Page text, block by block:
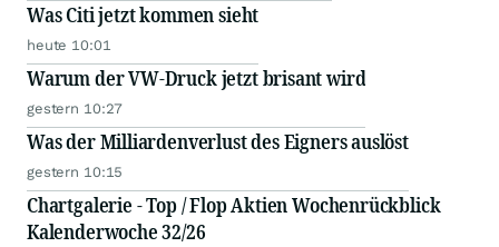
Was Citi jetzt kommen sieht
heute 10:01
Warum der VW-Druck jetzt brisant wird
gestern 10:27
Was der Milliardenverlust des Eigners auslöst
gestern 10:15
Chartgalerie - Top / Flop Aktien Wochenrückblick
Kalenderwoche 32/26